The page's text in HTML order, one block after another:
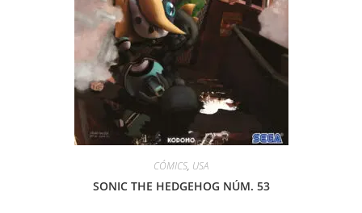
CÓMICS, USA
SONIC THE HEDGEHOG NÚM. 53